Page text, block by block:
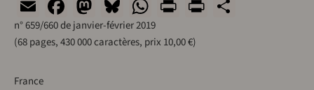
n° 659/660 de janvier-février 2019
(68 pages, 430 000 caractères, prix 10,00 €)
France